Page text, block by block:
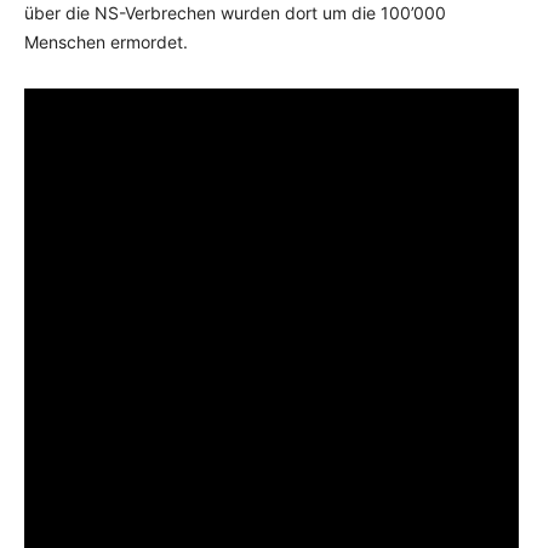
über die NS-Verbrechen wurden dort um die 100’000
Menschen ermordet.